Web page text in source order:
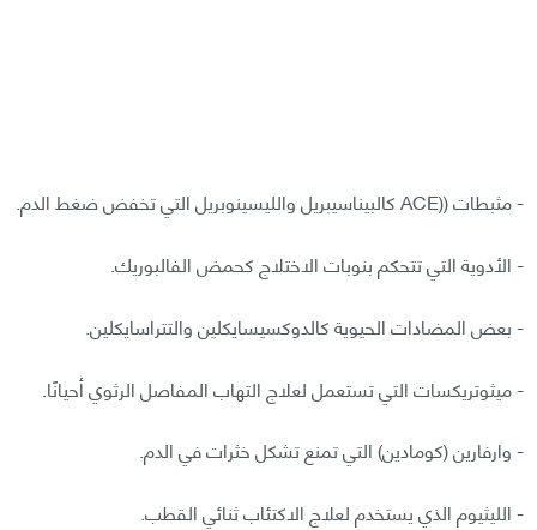
- مثبطات ((ACE كالبيناسيبريل والليسينوبريل التي تخفض ضغط الدم.
- الأدوية التي تتحكم بنوبات الاختلاج كحمض الفالبوريك.
- بعض المضادات الحيوية كالدوكسيسايكلين والتتراسايكلين.
- ميثوتريكسات التي تستعمل لعلاج التهاب المفاصل الرثوي أحيانًا.
- وارفارين (كومادين) التي تمنع تشكل خثرات في الدم.
- الليثيوم الذي يستخدم لعلاج الاكتئاب ثنائي القطب.